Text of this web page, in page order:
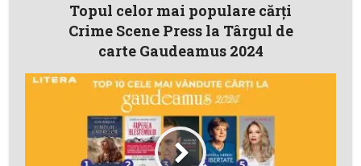
Topul celor mai populare cărți
Crime Scene Press la Târgul de
carte Gaudeamus 2024